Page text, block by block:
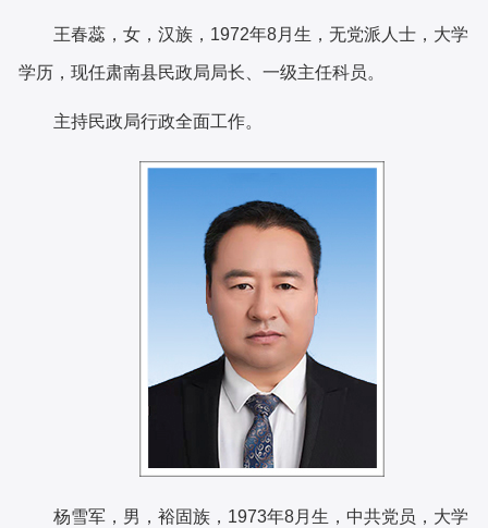
王春蕊，女，汉族， 1972年8月生，无党派人士，大学
学历，现任肃南县民政局局长、一级主任科员。
主持民政局行政全面工作。
杨雪军，男，裕固族，1973年8月生，中共党员，大学